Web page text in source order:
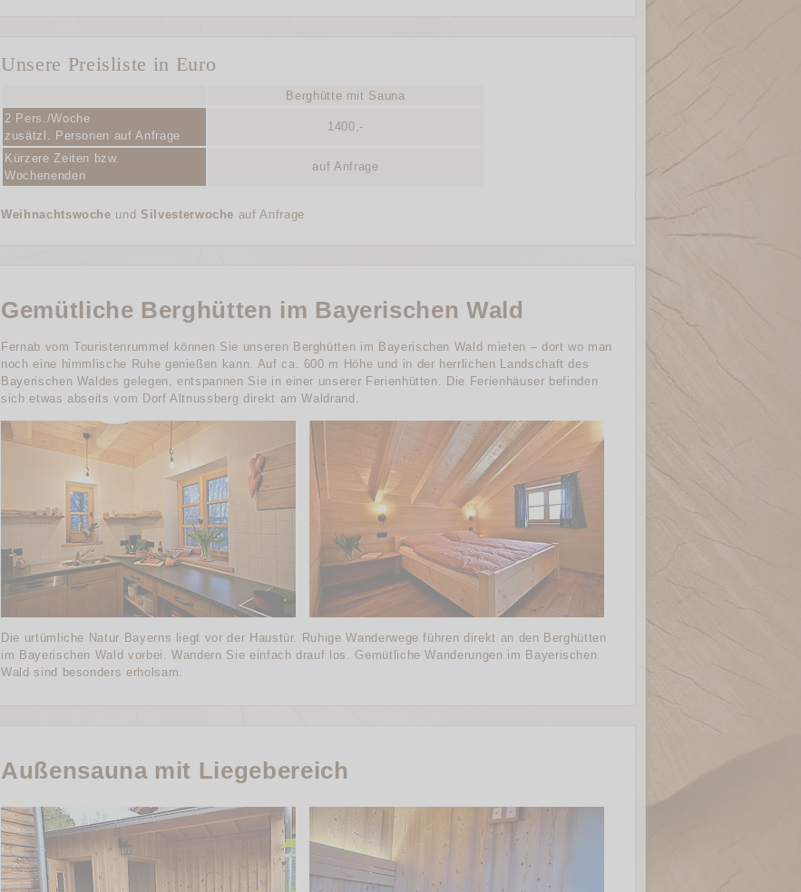
Unsere Preisliste in Euro
Berghütte mit Sauna
2 Pers./Woche
zusätzl. Personen auf Anfrage
1400,-
Kürzere Zeiten bzw.
Wochenenden
auf Anfrage
Weihnachtswoche und Silvesterwoche auf Anfrage
Gemütliche Berghütten im Bayerischen Wald
Fernab vom Touristenrummel können Sie unseren Berghütten im Bayerischen Wald mieten – dort wo man
noch eine himmlische Ruhe genießen kann. Auf ca. 600 m Höhe und in der herrlichen Landschaft des
Bayerischen Waldes gelegen, entspannen Sie in einer unserer Ferienhütten. Die Ferienhäuser befinden
sich etwas abseits vom Dorf Altnussberg direkt am Waldrand.
Die urtümliche Natur Bayerns liegt vor der Haustür. Ruhige Wanderwege führen direkt an den Berghütten
im Bayerischen Wald vorbei. Wandern Sie einfach drauf los. Gemütliche Wanderungen im Bayerischen
Wald sind besonders erholsam.
Außensauna mit Liegebereich